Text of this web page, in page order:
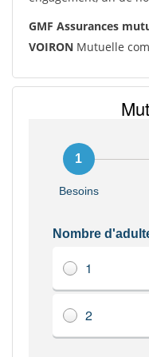
GMF Assurances
VOIRON Mutuelle